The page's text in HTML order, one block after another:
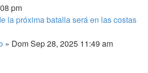
pm
la próxima batalla será en las costas
» Dom Sep 28, 2025 11:49 am